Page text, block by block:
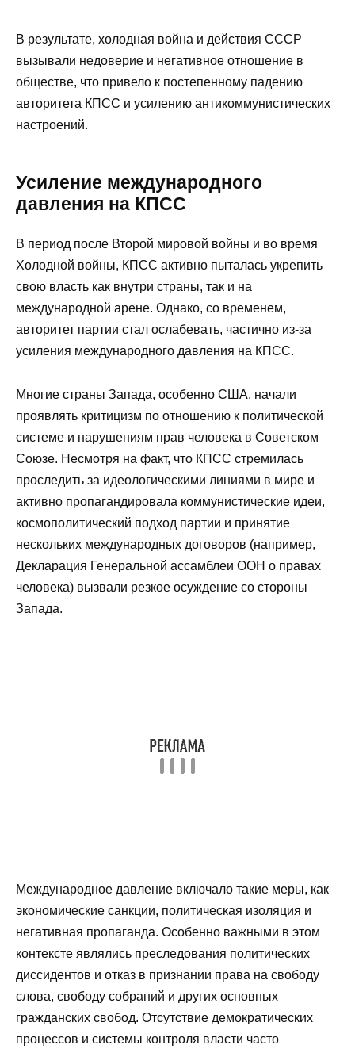
В результате, холодная война и действия СССР
вызывали недоверие и негативное отношение в
обществе, что привело к постепенному падению
авторитета КПСС и усилению антикоммунистических
настроений.
Усиление международного
давления на КПСС
В период после Второй мировой войны и во время
Холодной войны, КПСС активно пыталась укрепить
свою власть как внутри страны, так и на
международной арене. Однако, со временем,
авторитет партии стал ослабевать, частично из-за
усиления международного давления на КПСС.
Многие страны Запада, особенно США, начали
проявлять критицизм по отношению к политической
системе и нарушениям прав человека в Советском
Союзе. Несмотря на факт, что КПСС стремилась
проследить за идеологическими линиями в мире и
активно пропагандировала коммунистические идеи,
космополитический подход партии и принятие
нескольких международных договоров (например,
Декларация Генеральной ассамблеи ООН о правах
человека) вызвали резкое осуждение со стороны
Запада.
Международное давление включало такие меры, как
экономические санкции, политическая изоляция и
негативная пропаганда. Особенно важными в этом
контексте являлись преследования политических
диссидентов и отказ в признании права на свободу
слова, свободу собраний и других основных
гражданских свобод. Отсутствие демократических
процессов и системы контроля власти часто